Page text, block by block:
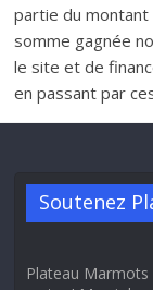
partie du
somme gagnée
le site et de
en passant par
Soutenez
Plateau